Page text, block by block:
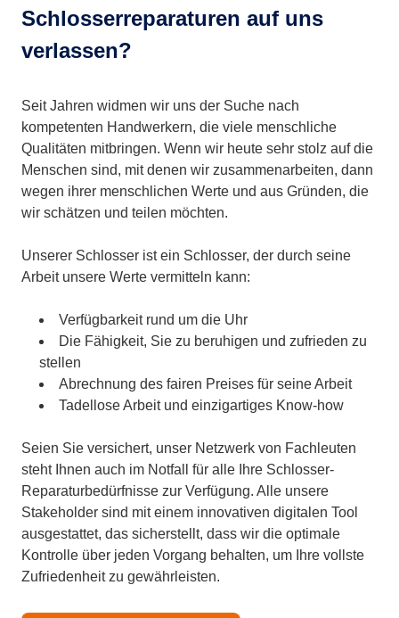
Schlosserreparaturen auf uns
verlassen?
Seit Jahren widmen wir uns der Suche nach
kompetenten Handwerkern, die viele menschliche
Qualitäten mitbringen. Wenn wir heute sehr stolz auf die
Menschen sind, mit denen wir zusammenarbeiten, dann
wegen ihrer menschlichen Werte und aus Gründen, die
wir schätzen und teilen möchten.
Unserer Schlosser ist ein Schlosser, der durch seine
Arbeit unsere Werte vermitteln kann:
Verfügbarkeit rund um die Uhr
Die Fähigkeit, Sie zu beruhigen und zufrieden zu
stellen
Abrechnung des fairen Preises für seine Arbeit
Tadellose Arbeit und einzigartiges Know-how
Seien Sie versichert, unser Netzwerk von Fachleuten
steht Ihnen auch im Notfall für alle Ihre Schlosser-
Reparaturbedürfnisse zur Verfügung. Alle unsere
Stakeholder sind mit einem innovativen digitalen Tool
ausgestattet, das sicherstellt, dass wir die optimale
Kontrolle über jeden Vorgang behalten, um Ihre vollste
Zufriedenheit zu gewährleisten.